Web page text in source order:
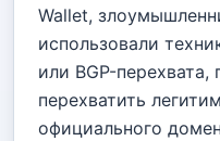
Wallet,
использовали
или BGP-
перехватить
официального